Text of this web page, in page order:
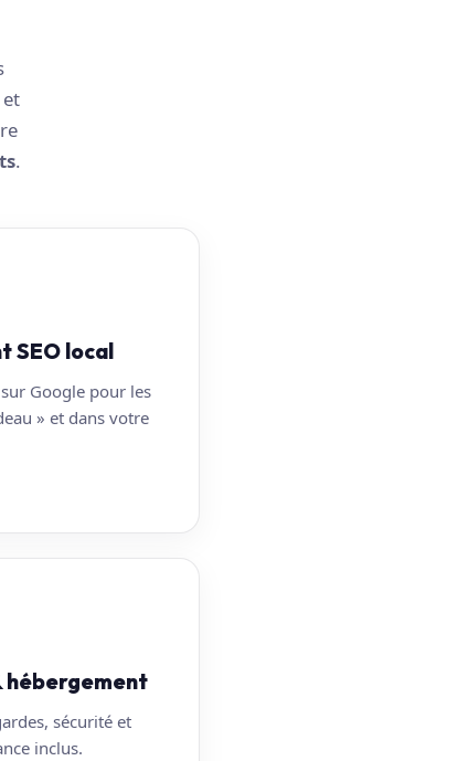
.
SEO local
Google pour les
» et dans votre
hébergement
sécurité et
inclus.